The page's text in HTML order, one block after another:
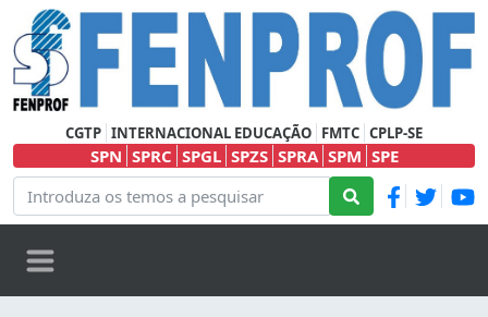
CGTP INTERNACIONAL EDUCAÇÃO FMTC CPLP-SE
SPN SPRC SPGL SPZS SPRA SPM SPE